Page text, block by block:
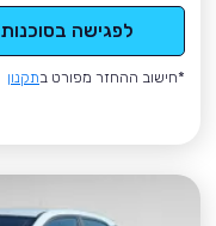
לפגישה בסוכנות
*חישוב ההחזר מפורט בתקנון